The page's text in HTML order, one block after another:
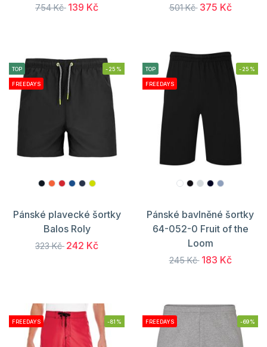
754 Kč 139 Kč 501 Kč 375 Kč
TOP
FREEDAYS
-25%
Pánské plavecké šortky
Balos Roly
323 Kč 242 Kč
TOP
FREEDAYS
-25%
Pánské bavlněné šortky
64-052-0 Fruit of the
Loom
245 Kč 183 Kč
FREEDAYS -81% FREEDAYS -69%